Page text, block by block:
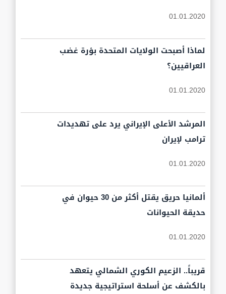
01.01.2020
لماذا أصبحت الولايات المتحدة بؤرة غضب
العراقيين؟
01.01.2020
المرشد الأعلى الإيراني يرد على تهديدات
ترامب لإيران
01.01.2020
ألمانيا حريق يقتل أكثر من 30 حيوان في
حديقة الحيوانات
01.01.2020
قريباً.. الزعيم الكوري الشمالي يتعهد
بالكشف عن أسلحة استراتيجية جديدة